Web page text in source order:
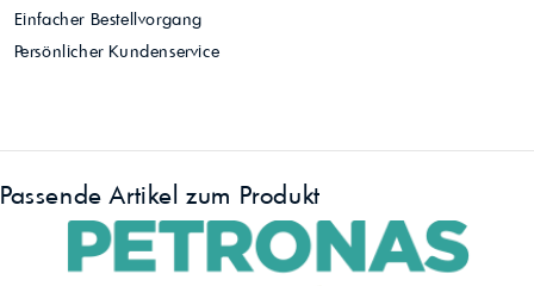
Einfacher Bestellvorgang
Persönlicher Kundenservice
Passende Artikel zum Produkt